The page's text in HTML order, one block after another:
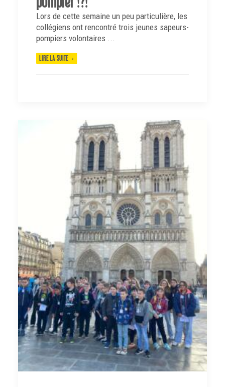
Lors de cette semaine un peu particulière, les
collégiens ont rencontré trois jeunes sapeurs-
pompiers volontaires ...
LIRE LA SUITE